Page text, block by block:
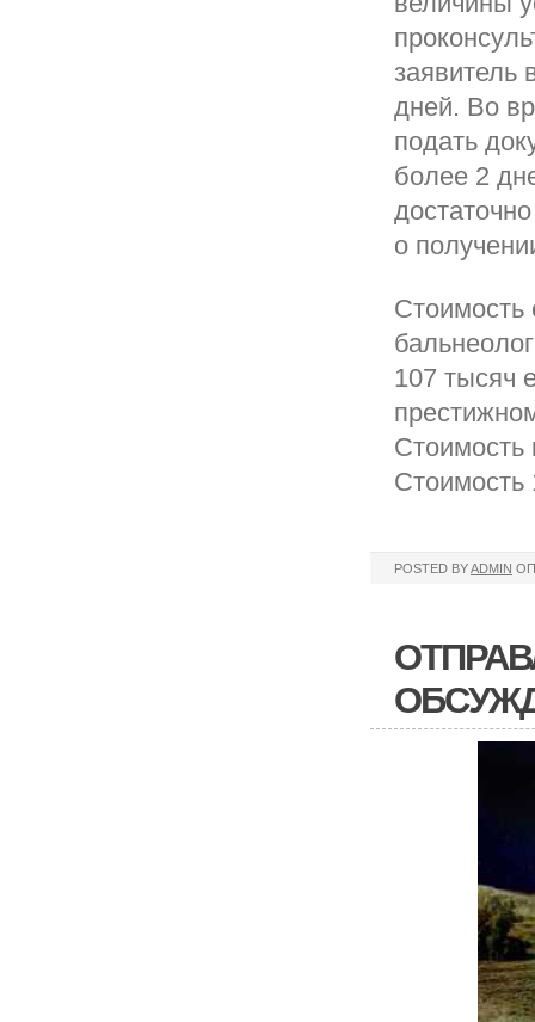
заявитель
дней. Во
подать
более 2
о
Стоимость
107 тысяч
Стоимость
Стоимость
POSTED BYADMIN